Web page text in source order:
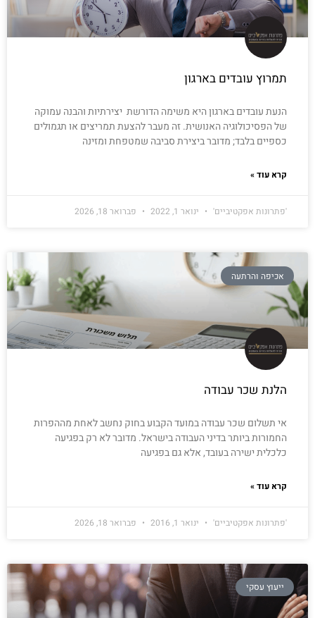
תמרוץ עובדים בארגון
הנעת עובדים בארגון היא משימה הדורשת יצירתיות והבנה עמוקה
של הפסיכולוגיה האנושית. זה מעבר להצעת תמריצים או תגמולים
כספיים בלבד; מדובר ביצירת סביבה שמטפחת ומזינה
קרא עוד »
'פתרונות אפקטיביים' ינואר 1, 2022 פברואר 18, 2026
אכיפה והרתעה
הלנת שכר עבודה
אי תשלום שכר עבודה במועד הקבוע בחוק נחשב לאחת מההפרות
החמורות ביותר בדיני העבודה בישראל. מדובר לא רק בפגיעה
כלכלית ישירה בעובד, אלא גם בפגיעה
קרא עוד »
'פתרונות אפקטיביים' ינואר 1, 2016 פברואר 18, 2026
ייעוץ עסקי